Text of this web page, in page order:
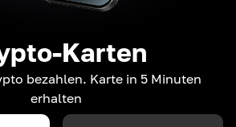
Karten
bezahlen. Karte in 5 Minuten
erhalten